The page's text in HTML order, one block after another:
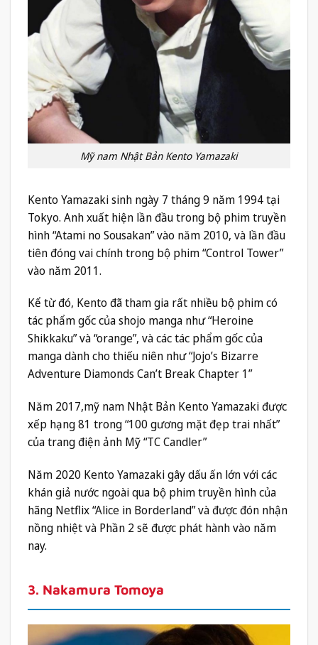
Mỹ nam Nhật Bản Kento Yamazaki
Kento Yamazaki sinh ngày 7 tháng 9 năm 1994 tại
Tokyo. Anh xuất hiện lần đầu trong bộ phim truyền
hình “Atami no Sousakan” vào năm 2010, và lần đầu
tiên đóng vai chính trong bộ phim “Control Tower”
vào năm 2011.
Kể từ đó, Kento đã tham gia rất nhiều bộ phim có
tác phẩm gốc của shojo manga như “Heroine
Shikkaku” và “orange”, và các tác phẩm gốc của
manga dành cho thiếu niên như “Jojo’s Bizarre
Adventure Diamonds Can’t Break Chapter 1”
Năm 2017,mỹ nam Nhật Bản Kento Yamazaki được
xếp hạng 81 trong “100 gương mặt đẹp trai nhất”
của trang điện ảnh Mỹ “TC Candler”
Năm 2020 Kento Yamazaki gây dấu ấn lớn với các
khán giả nước ngoài qua bộ phim truyền hình của
hãng Netflix “Alice in Borderland” và được đón nhận
nồng nhiệt và Phần 2 sẽ được phát hành vào năm
nay.
3. Nakamura Tomoya